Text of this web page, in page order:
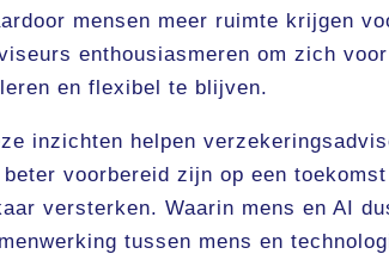
mensen meer ruimte krijgen
enthousiasmeren om zich
en flexibel te blijven.
inzichten helpen
beter voorbereid zijn op een
versterken. Waarin mens en AI
tussen mens en